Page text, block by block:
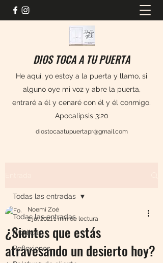
DIOS TOCA A TU PUERTA
He aquí, yo estoy a la puerta y llamo, si
alguno oye mi voz y abre la puerta,
entraré a él y cenaré con él y él conmigo.
Apocalipsis 3:20
diostocaatupuertapr@gmail.com
Todas las entradas
Prédicas
Reflexiones
Todas las entradas
¿Sientes que estás
atravesando un desierto hoy?
Noemí Zoé
2 jul 20211 min de lectura